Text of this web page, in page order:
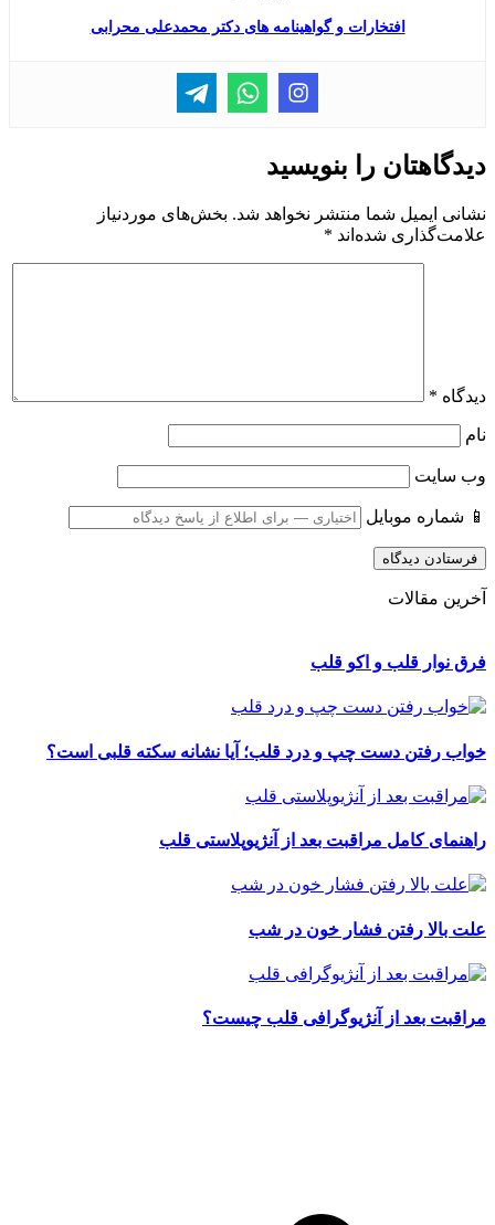
افتخارات و گواهینامه های دکتر محمدعلی محرابی
دیدگاهتان را بنویسید
نشانی ایمیل شما منتشر نخواهد شد. بخش‌های موردنیاز
علامت‌گذاری شده‌اند *
دیدگاه *
نام
وب‌ سایت
📱 شماره موبایل
آخرین مقالات
فرق نوار قلب و اکو قلب
خواب رفتن دست چپ و درد قلب؛ آیا نشانه سکته قلبی است؟
راهنمای کامل مراقبت بعد از آنژیوپلاستی قلب
علت بالا رفتن فشار خون در شب
مراقبت بعد از آنژیوگرافی قلب چیست؟